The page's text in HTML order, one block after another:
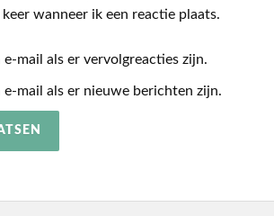
wanneer ik een reactie plaats.
mail als er vervolgreacties zijn.
e-mail als er nieuwe berichten zijn.